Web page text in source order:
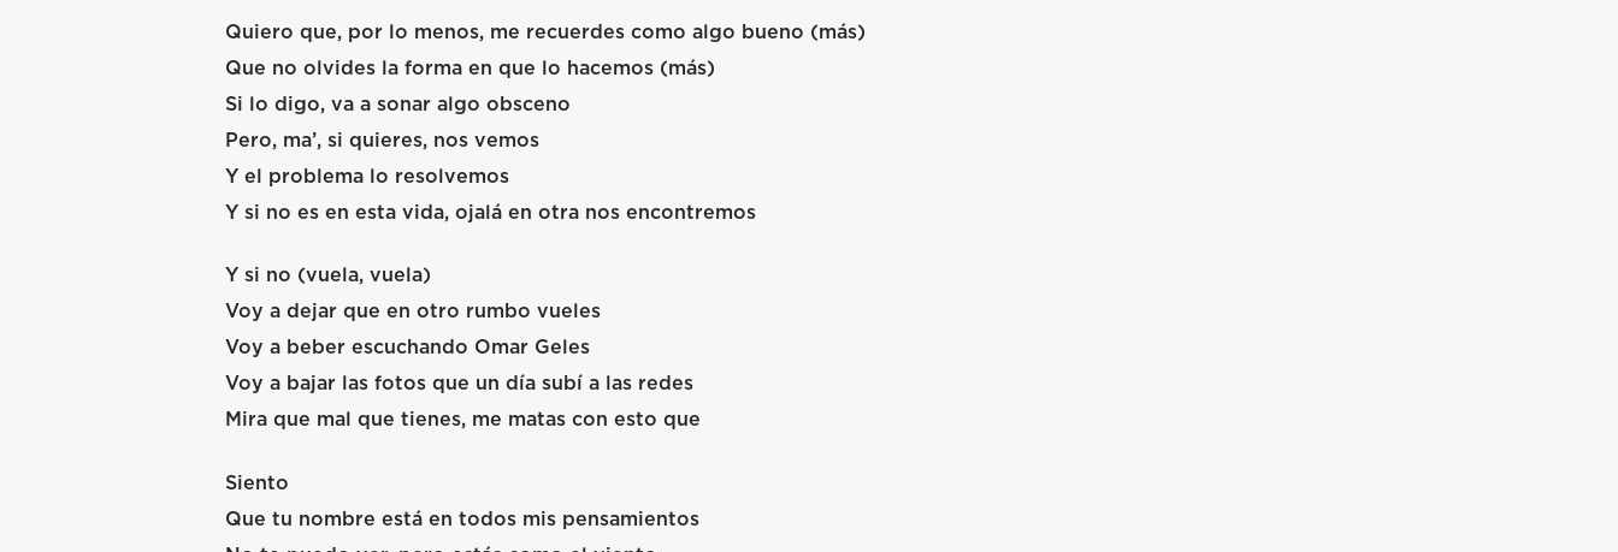
Quiero que, por lo menos, me recuerdes como algo bueno (más)
Que no olvides la forma en que lo hacemos (más)
Si lo digo, va a sonar algo obsceno
Pero, ma’, si quieres, nos vemos
Y el problema lo resolvemos
Y si no es en esta vida, ojalá en otra nos encontremos
Y si no (vuela, vuela)
Voy a dejar que en otro rumbo vueles
Voy a beber escuchando Omar Geles
Voy a bajar las fotos que un día subí a las redes
Mira que mal que tienes, me matas con esto que
Siento
Que tu nombre está en todos mis pensamientos